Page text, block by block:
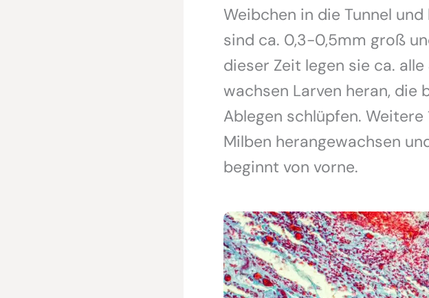
Weibchen in die Tunnel
sind ca. 0,3-0,5mm groß
dieser Zeit legen sie ca. alle
wachsen Larven heran, die
Ablegen schlüpfen.
Milben herangewachsen
beginnt von vorne.